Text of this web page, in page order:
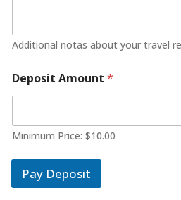
Additional notas about your travel
Deposit Amount *
Minimum Price: $10.00
Pay Deposit